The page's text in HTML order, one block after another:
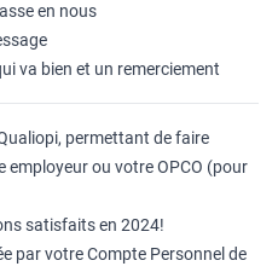
en nous
va bien et un remerciement
permettant de faire
ou votre OPCO (pour
satisfaits en 2024!
par votre Compte Personnel de